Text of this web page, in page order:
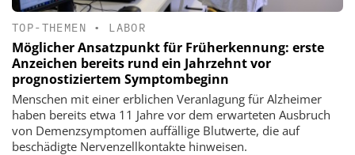
TOP-THEMEN • LABOR
Möglicher Ansatzpunkt für Früherkennung: erste
Anzeichen bereits rund ein Jahrzehnt vor
prognostiziertem Symptombeginn
Menschen mit einer erblichen Veranlagung für Alzheimer
haben bereits etwa 11 Jahre vor dem erwarteten Ausbruch
von Demenzsymptomen auffällige Blutwerte, die auf
beschädigte Nervenzellkontakte hinweisen.